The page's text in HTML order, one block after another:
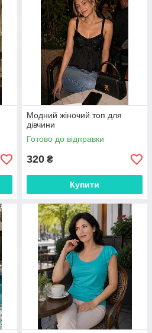
Модний жіночий топ для
дівчини
Готово до відправки
320 ₴
Купити